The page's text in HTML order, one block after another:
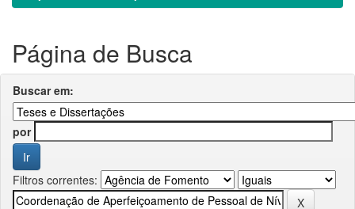
Página de Busca
Buscar em:
por
Filtros correntes: